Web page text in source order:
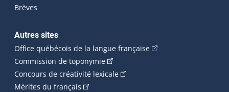
Brèves
Autres sites
Office québécois de la langue française(Cet hyperlien
Commission de toponymie(Cet hyperlien externe s'ouvrira
Concours de créativité lexicale(Cet hyperlien externe
Mérites du français (Cet hyperlien externe s'ouvrira dans une